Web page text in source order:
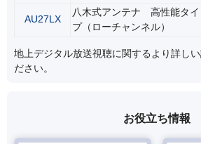
AU27LX
八木式アンテナ 高性能タイ
プ（ローチャンネル）
地上デジタル放送視聴に関するより詳し
ださい。
お役立ち情報